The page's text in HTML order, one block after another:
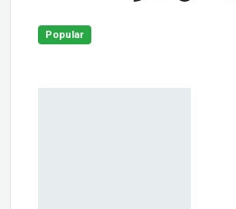
Popular